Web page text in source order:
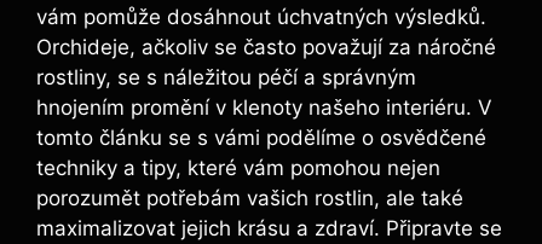
vám pomůže dosáhnout ‌úchvatných výsledků.
Orchideje, ačkoliv​ se⁤ často považují za​ náročné
rostliny, se s náležitou péčí ⁢a správným
hnojením promění v klenoty našeho interiéru. V
tomto článku se s vámi podělíme o ⁤osvědčené
techniky‍ a tipy, které vám pomohou⁤ nejen
⁢porozumět potřebám vašich rostlin, ale ⁢také
maximalizovat jejich krásu a zdraví. Připravte se